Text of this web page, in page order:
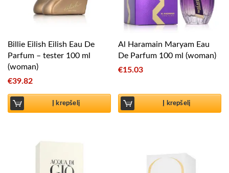
Billie Eilish Eilish Eau De
Parfum – tester 100 ml
(woman)
€39.82
Į krepšelį
Al Haramain Maryam Eau
De Parfum 100 ml (woman)
€15.03
Į krepšelį